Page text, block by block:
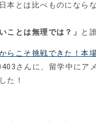
本とは比べものになら
ことは無理では？」 と
らこそ挑戦できた！本
さんに、留学中にア
た！